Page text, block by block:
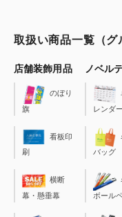
取扱い商品一覧（グ
店舗装飾用品
のぼり
旗
看板印
刷
横断
幕・懸垂幕
ノベル
レンダー
バッグ
ボール